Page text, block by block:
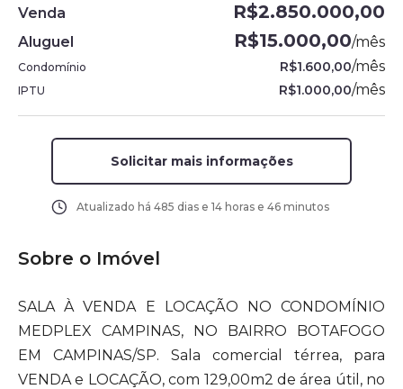
Venda R$2.850.000,00
Aluguel R$15.000,00/mês
Condomínio R$1.600,00/mês
IPTU R$1.000,00/mês
Solicitar mais informações
Atualizado há 485 dias e 14 horas e 46 minutos
Sobre o Imóvel
SALA À VENDA E LOCAÇÃO NO CONDOMÍNIO
MEDPLEX CAMPINAS, NO BAIRRO BOTAFOGO
EM CAMPINAS/SP. Sala comercial térrea, para
VENDA e LOCAÇÃO, com 129,00m2 de área útil, no